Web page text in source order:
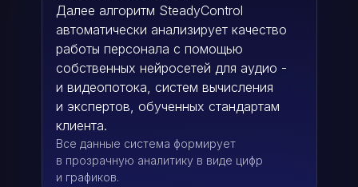
Системный менеджмент
Мотивационные программы
Планирование и KPI
База конверсионных критериев
Планы адаптации новых
сотрудников
Далее алгоритм SteadyControl
автоматически анализирует качество
работы персонала с помощью
собственных нейросетей для аудио -
и видеопотока, систем вычисления
и экспертов, обученных стандартам
клиента.
Все данные система формирует
в прозрачную аналитику в виде цифр
и графиков.